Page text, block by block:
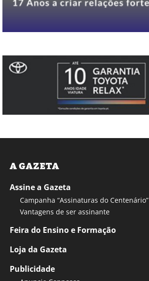
A GAZETA
Assine a Gazeta
Campanha “Assinaturas do Centenário”
Vantagens de ser assinante
Feira do Ensino e Formação
Loja da Gazeta
Publicidade